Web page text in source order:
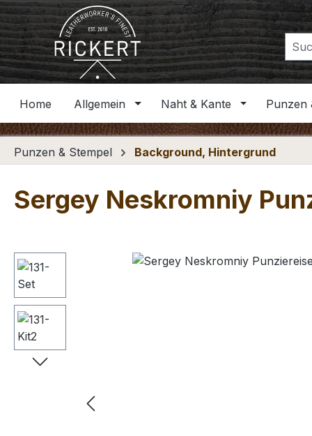
Hauptinhalt springen
Zur Suche springen
Zur Hauptnavigation springen
Home Allgemein Naht & Kante Punzen
Punzen & Stempel Background, Hintergrund
Sergey Neskromniy
Bildergalerie überspringen